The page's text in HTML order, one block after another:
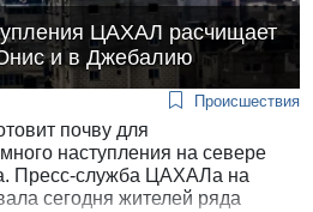
ЦАХАЛ расчищает
и в Джебалию
Происшествия
почву для
наступления на севере
Пресс-служба ЦАХАЛа на
сегодня жителей ряда